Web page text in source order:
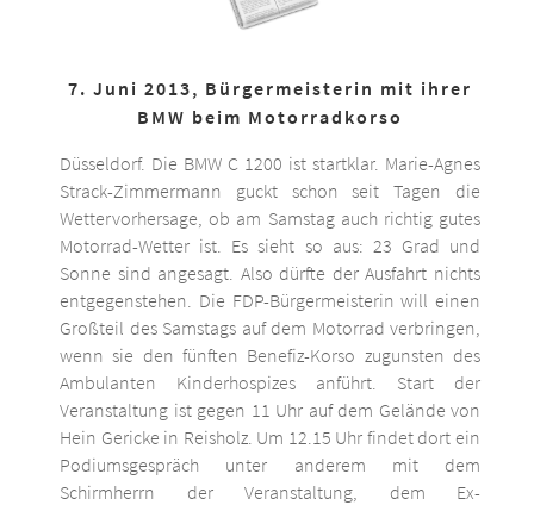
7. Juni 2013, Bürgermeisterin mit ihrer
BMW beim Motorradkorso
Düsseldorf. Die BMW C 1200 ist startklar. Marie-Agnes
Strack-Zimmermann guckt schon seit Tagen die
Wettervorhersage, ob am Samstag auch richtig gutes
Motorrad-Wetter ist. Es sieht so aus: 23 Grad und
Sonne sind angesagt. Also dürfte der Ausfahrt nichts
entgegenstehen. Die FDP-Bürgermeisterin will einen
Großteil des Samstags auf dem Motorrad verbringen,
wenn sie den fünften Benefiz-Korso zugunsten des
Ambulanten Kinderhospizes anführt. Start der
Veranstaltung ist gegen 11 Uhr auf dem Gelände von
Hein Gericke in Reisholz. Um 12.15 Uhr findet dort ein
Podiumsgespräch unter anderem mit dem
Schirmherrn der Veranstaltung, dem Ex-